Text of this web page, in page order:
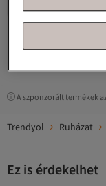
15 436
A szponzorált termékek
Trendyol Ruházat
Ez is érdekelhet